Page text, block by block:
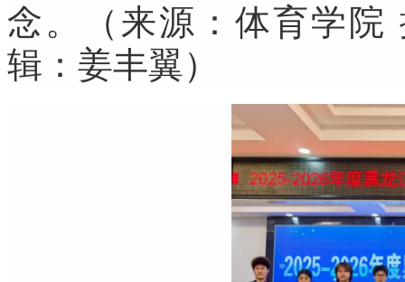
念。（来源：体育学
辑：姜丰翼）